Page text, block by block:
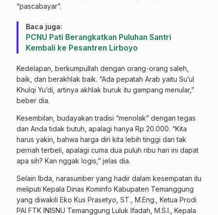
“pascabayar”.
Baca juga:
PCNU Pati Berangkatkan Puluhan Santri
Kembali ke Pesantren Lirboyo
Kedelapan, berkumpullah dengan orang-orang saleh,
baik, dan berakhlak baik. “Ada pepatah Arab yaitu Su’ul
Khulqi Yu’di, artinya akhlak buruk itu gampang menular,”
beber dia.
Kesembilan, budayakan tradisi “menolak” dengan tegas
dan Anda tidak butuh, apalagi hanya Rp 20.000. “Kita
harus yakin, bahwa harga diri kita lebih tinggi dan tak
pernah terbeli, apalagi cuma dua puluh ribu hari ini dapat
apa sih? Kan nggak logis,” jelas dia.
Selain Ibda, narasumber yang hadir dalam kesempatan itu
meliputi Kepala Dinas Kominfo Kabupaten Temanggung
yang diwakili Eko Kus Prasetyo, ST., M.Eng., Ketua Prodi
PAI FTK INISNU Temanggung Luluk Ifadah, M.S.I., Kepala